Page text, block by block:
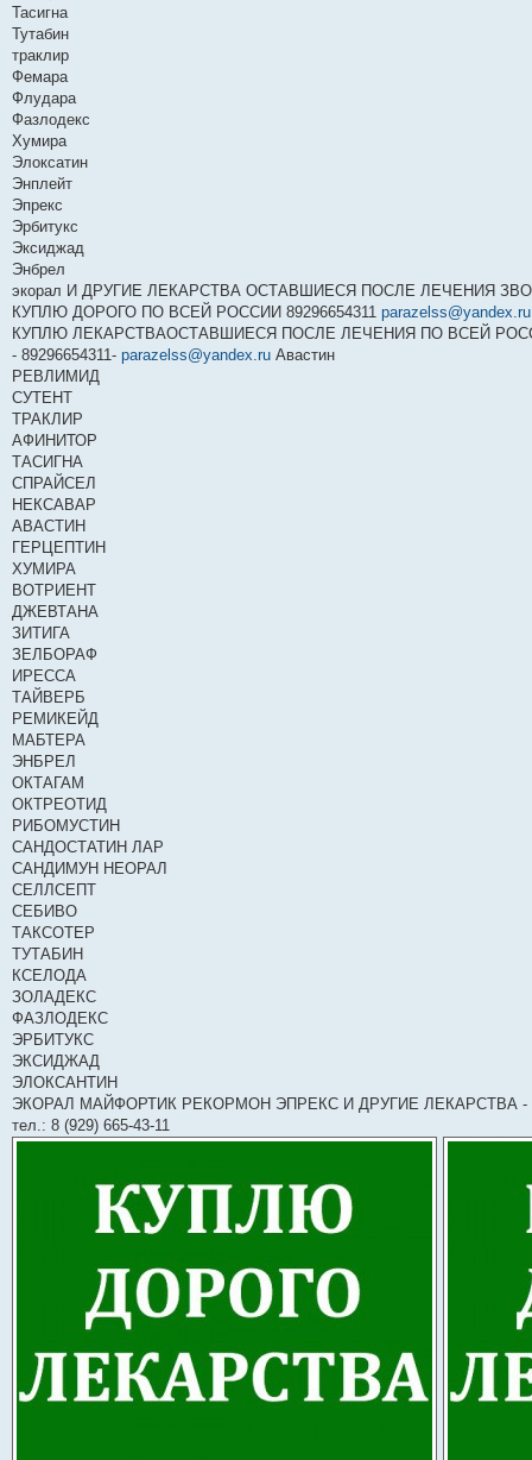
Тасигна
Тутабин
траклир
Фемара
Флудара
Фазлодекс
Хумира
Элоксатин
Энплейт
Эпрекс
Эрбитукс
Эксиджад
Энбрел
экорал И ДРУГИЕ ЛЕКАРСТВА ОСТАВШИЕСЯ ПОСЛЕ ЛЕЧЕНИЯ
КУПЛЮ ДОРОГО ПО ВСЕЙ РОССИИ 89296654311 parazelss@yandex.ru
КУПЛЮ ЛЕКАРСТВАОСТАВШИЕСЯ ПОСЛЕ ЛЕЧЕНИЯ ПО ВСЕЙ
- 89296654311- parazelss@yandex.ru Авастин
РЕВЛИМИД
СУТЕНТ
ТРАКЛИР
АФИНИТОР
ТАСИГНА
СПРАЙСЕЛ
НЕКСАВАР
АВАСТИН
ГЕРЦЕПТИН
ХУМИРА
ВОТРИЕНТ
ДЖЕВТАНА
ЗИТИГА
ЗЕЛБОРАФ
ИРЕССА
ТАЙВЕРБ
РЕМИКЕЙД
МАБТЕРА
ЭНБРЕЛ
ОКТАГАМ
ОКТРЕОТИД
РИБОМУСТИН
САНДОСТАТИН ЛАР
САНДИМУН НЕОРАЛ
СЕЛЛСЕПТ
СЕБИВО
ТАКСОТЕР
ТУТАБИН
КСЕЛОДА
ЗОЛАДЕКС
ФАЗЛОДЕКС
ЭРБИТУКС
ЭКСИДЖАД
ЭЛОКСАНТИН
ЭКОРАЛ МАЙФОРТИК РЕКОРМОН ЭПРЕКС И ДРУГИЕ ЛЕКАРСТВА -
тел.: 8 (929) 665-43-11